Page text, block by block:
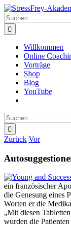
Zum
Inhalt
springen
Suche
nach:
Willkommen
Online
Vorträge
Shop
Blog
YouTube
Suche
nach:
Zurück Vor
ein französischer
die Genesung eines
Worten er die
„Mit diesen
wurden die